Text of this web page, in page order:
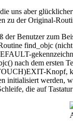
uns aber
zu der Original-
Benutzer zum
find_objc
nach dem ersten
initialisiert werden,
die auf